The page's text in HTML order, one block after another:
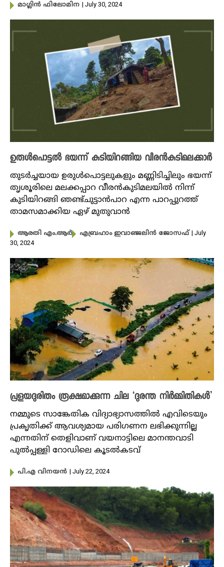
മാ​ഗ്ലിൻ ഫിലോമിന | July 30, 2024
ഉരുൾപൊട്ടൽ ഭയന്ന് കുടിയിറങ്ങിയ വീരൻകുടിമലക്കാർ
തുടര്‍ച്ചയായ ഉരുള്‍പൊട്ടലുകളും മണ്ണിടിച്ചിലും ഭയന്ന്
തൃശൂരിലെ മലക്കപ്പാറ വീരന്‍കുടിമലയില്‍ നിന്ന്
കുടിയിറങ്ങി ഞണ്ട്ചുട്ടാന്‍പാറ എന്ന പാറപ്പുറത്ത്
താമസമാക്കിയ ഏഴ് മുതുവാന്‍
ആരതി എം.ആർ എബ്രഹാം ഇവാഞ്ജലിൻ ജോസഫ് | July
30, 2024
പ്രളയദുരിതം രൂക്ഷമാക്കുന്ന ചില ‘ദുരന്ത നിര്‍മ്മിതികള്‍’
നമ്മുടെ സാങ്കേതിക വിദ്യാഭ്യാസത്തിൽ എവിടെയും
പ്രകൃതിക്ക് ആവശ്യമായ പരിഗണന ലഭിക്കുന്നില്ല
എന്നതിന് തെളിവാണ് വയനാട്ടിലെ മാനന്തവാടി
പുൽപ്പള്ളി റോഡിലെ കൂടൽകടവ്
പി.എ വിനയന്‍ | July 22, 2024